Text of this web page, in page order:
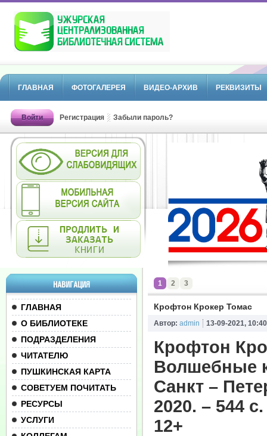
ГЛАВНАЯ ФОТОГАЛЕРЕЯ ВИДЕО-АРХИВ РЕКВИЗИТЫ
Войти Регистрация Забыли пароль?
НАВИГАЦИЯ
ГЛАВНАЯ
О БИБЛИОТЕКЕ
ПОДРАЗДЕЛЕНИЯ
ЧИТАТЕЛЮ
ПУШКИНСКАЯ КАРТА
СОВЕТУЕМ ПОЧИТАТЬ
РЕСУРСЫ
УСЛУГИ
1 2 3
Крофтон Крокер Томас
Автор: admin 13-09-2021, 10:40
Крофтон
Волшебные
Санкт –
2020. – 544 с.
12+